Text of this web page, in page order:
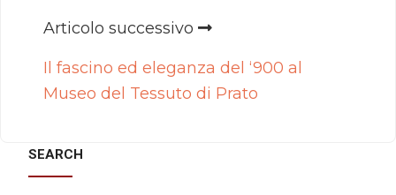
Articolo successivo
Il fascino ed eleganza del ‘900 al
Museo del Tessuto di Prato
SEARCH